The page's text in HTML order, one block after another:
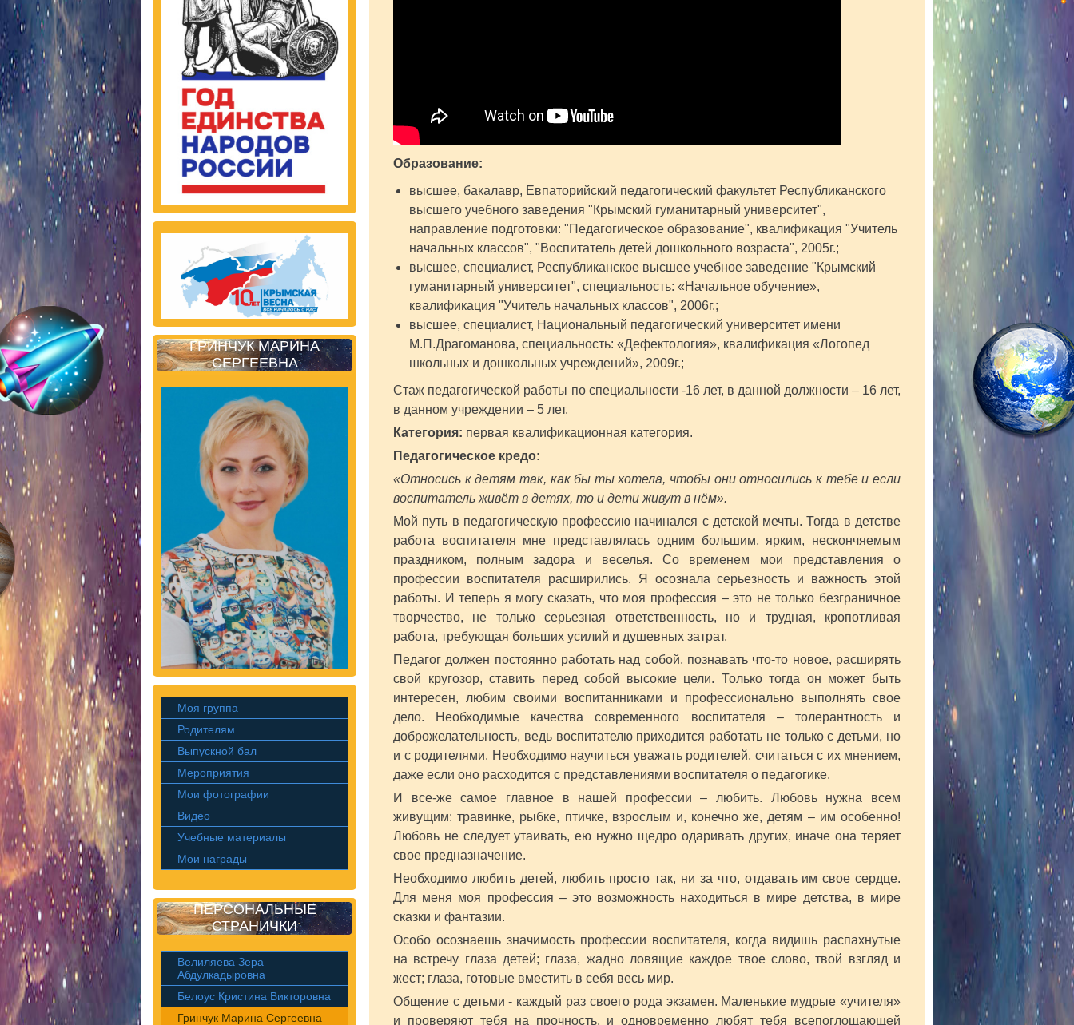
ГРИНЧУК МАРИНА
СЕРГЕЕВНА
Моя группа
Родителям
Выпускной бал
Мероприятия
Мои фотографии
Видео
Учебные материалы
Мои награды
ПЕРСОНАЛЬНЫЕ
СТРАНИЧКИ
Велиляева Зера
Абдулкадыровна
Белоус Кристина Викторовна
Гринчук Марина Сергеевна
Образование:
высшее, бакалавр, Евпаторийский педагогический факультет Республиканского
высшего учебного заведения "Крымский гуманитарный университет",
направление подготовки: "Педагогическое образование", квалификация "Учитель
начальных классов", "Воспитатель детей дошкольного возраста", 2005г.;
высшее, специалист, Республиканское высшее учебное заведение "Крымский
гуманитарный университет", специальность: «Начальное обучение»,
квалификация "Учитель начальных классов", 2006г.;
высшее, специалист, Национальный педагогический университет имени
М.П.Драгоманова, специальность: «Дефектология», квалификация «Логопед
школьных и дошкольных учреждений», 2009г.;
Стаж педагогической работы по специальности -16 лет, в данной должности – 16 лет,
в данном учреждении – 5 лет.
Категория: первая квалификационная категория.
Педагогическое кредо:
«Относись к детям так, как бы ты хотела, чтобы они относились к тебе и если
воспитатель живёт в детях, то и дети живут в нём».
Мой путь в педагогическую профессию начинался с детской мечты. Тогда в детстве
работа воспитателя мне представлялась одним большим, ярким, нескончяемым
праздником, полным задора и веселья. Со временем мои представления о
профессии воспитателя расширились. Я осознала серьезность и важность этой
работы. И теперь я могу сказать, что моя профессия – это не только безграничное
творчество, не только серьезная ответственность, но и трудная, кропотливая
работа, требующая больших усилий и душевных затрат.
Педагог должен постоянно работать над собой, познавать что-то новое, расширять
свой кругозор, ставить перед собой высокие цели. Только тогда он может быть
интересен, любим своими воспитанниками и профессионально выполнять свое
дело. Необходимые качества современного воспитателя – толерантность и
доброжелательность, ведь воспитателю приходится работать не только с детьми, но
и с родителями. Необходимо научиться уважать родителей, считаться с их мнением,
даже если оно расходится с представлениями воспитателя о педагогике.
И все-же самое главное в нашей профессии – любить. Любовь нужна всем
живущим: травинке, рыбке, птичке, взрослым и, конечно же, детям – им особенно!
Любовь не следует утаивать, ею нужно щедро одаривать других, иначе она теряет
свое предназначение.
Необходимо любить детей, любить просто так, ни за что, отдавать им свое сердце.
Для меня моя профессия – это возможность находиться в мире детства, в мире
сказки и фантазии.
Особо осознаешь значимость профессии воспитателя, когда видишь распахнутые
на встречу глаза детей; глаза, жадно ловящие каждое твое слово, твой взгляд и
жест; глаза, готовые вместить в себя весь мир.
Общение с детьми - каждый раз своего рода экзамен. Маленькие мудрые «учителя»
и проверяют тебя на прочность, и одновременно любят тебя всепоглощающей